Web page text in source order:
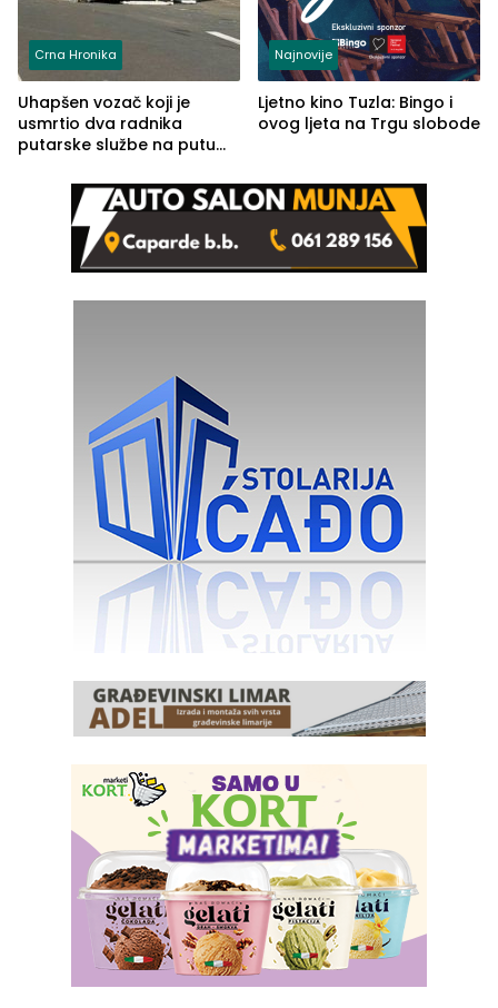
Crna Hronika
Uhapšen vozač koji je
usmrtio dva radnika
putarske službe na putu
(FOTO)
Najnovije
Ljetno kino Tuzla: Bingo i
ovog ljeta na Trgu slobode